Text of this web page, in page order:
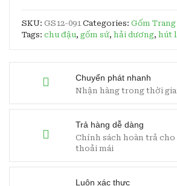
Chuyển phát nhanh
Nhận hàng trong thời
Trả hàng dễ dàng
Chính sách hoàn trả cho
thoải mái
Luôn xác thực
SKU: GS12-091 Categories: Gốm
Tags: chu đậu, gốm sứ, hải dương, hút